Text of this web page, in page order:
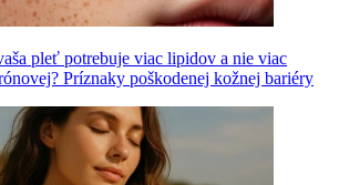
pleť potrebuje viac lipidov a nie viac
Príznaky poškodenej kožnej bariéry